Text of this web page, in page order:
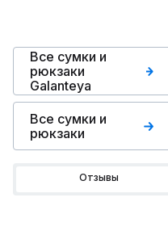
Все сумки и
рюкзаки
Galanteya
Все сумки и
рюкзаки
Отзывы